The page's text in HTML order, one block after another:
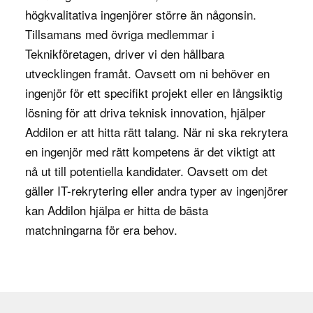
ingenjörer, designers och externa leverantörer, för
att säkerställa att alla arbetar enligt samma plan.
Genom att leda möten, tilldela arbetsuppgifter och
följa upp deadlines, bidrar projektledaren till att
hålla projektet på rätt spår.
Dessutom hanterar projektledaren risker och
säkerställer att projektet genomförs inom budget.
Det kräver en ständig dialog med ledningen och
andra intressenter för att säkerställa att alla är
uppdaterade om projektets status. Genom att
övervaka budgetar, resurser och tidslinjer hjälper
projektledaren till att minimera risken för
högkvalitativa ingenjörer större än någonsin.
Tillsamans med övriga medlemmar i
Teknikföretagen, driver vi den hållbara
utvecklingen framåt. Oavsett om ni behöver en
ingenjör för ett specifikt projekt eller en långsiktig
lösning för att driva teknisk innovation, hjälper
Addilon er att hitta rätt talang. När ni ska rekrytera
en ingenjör med rätt kompetens är det viktigt att
nå ut till potentiella kandidater. Oavsett om det
gäller IT-rekrytering eller andra typer av ingenjörer
kan Addilon hjälpa er hitta de bästa
matchningarna för era behov.